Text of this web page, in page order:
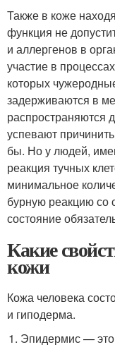
Также в коже
функция не
и аллергенов в
участие в
которых
задерживаются в
распространяются
успевают
бы. Но у людей,
реакция тучных
минимальное
бурную реакцию со
состояние
Какие
кожи
Кожа человека
и гиподерма.
Эпидермис —